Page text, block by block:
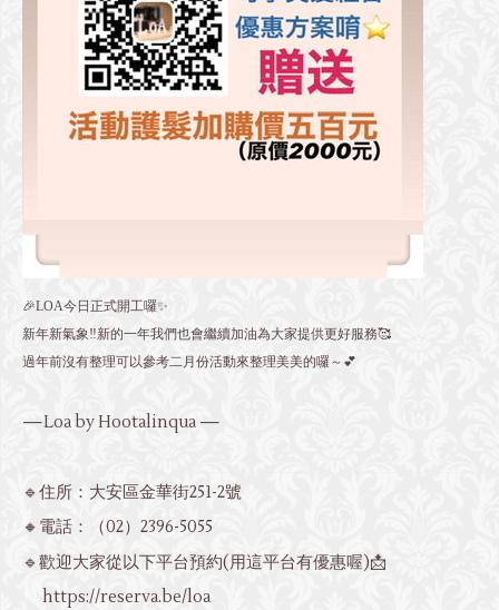
🎉LOA今日正式開工囉✨
新年新氣象‼️新的一年我們也會繼續加油為大家提供更好服務🥰
過年前沒有整理可以參考二月份活動來整理美美的囉～💕
—Loa by Hootalinqua —
🔹住所：大安區金華街251-2號
🔸電話：
（02）2396-5055
🔹歡迎大家從以下平台預約(用這平台有優惠喔)📩
https://reserva.be/loa